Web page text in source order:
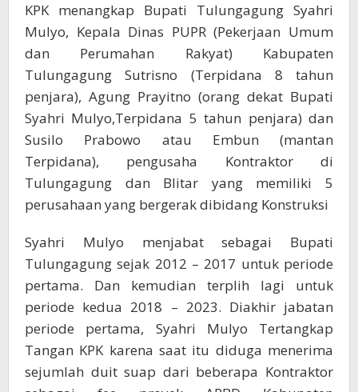
KPK menangkap Bupati Tulungagung Syahri
Mulyo, Kepala Dinas PUPR (Pekerjaan Umum
dan Perumahan Rakyat) Kabupaten
Tulungagung Sutrisno (Terpidana 8 tahun
penjara), Agung Prayitno (orang dekat Bupati
Syahri Mulyo,Terpidana 5 tahun penjara) dan
Susilo Prabowo atau Embun (mantan
Terpidana), pengusaha Kontraktor di
Tulungagung dan Blitar yang memiliki 5
perusahaan yang bergerak dibidang Konstruksi
Syahri Mulyo menjabat sebagai Bupati
Tulungagung sejak 2012 – 2017 untuk periode
pertama. Dan kemudian terplih lagi untuk
periode kedua 2018 – 2023. Diakhir jabatan
periode pertama, Syahri Mulyo Tertangkap
Tangan KPK karena saat itu diduga menerima
sejumlah duit suap dari beberapa Kontraktor